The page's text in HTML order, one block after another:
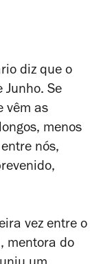
diz que o
Junho. Se
vêm as
menos
nós,
vez entre o
mentora do